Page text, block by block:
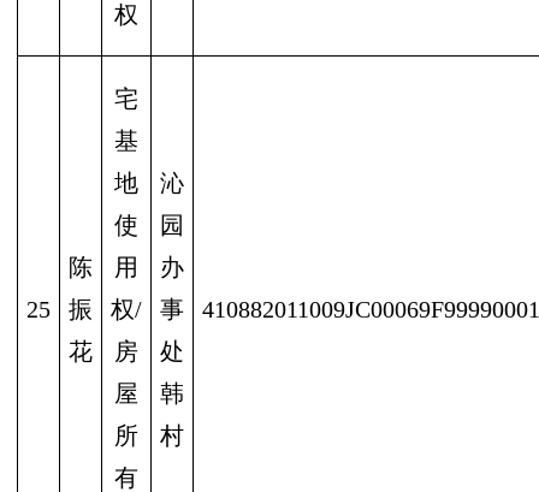
权
25
陈
振
花
宅
基
地
使
用
权/
房
屋
所
有
沁
园
办
事
处
韩
村
410882011009JC00069F99990001